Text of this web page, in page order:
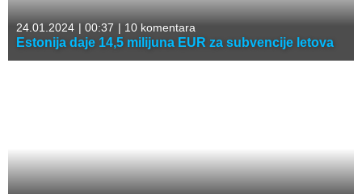
24.01.2024 | 00:37 | 10 komentara
Estonija daje 14,5 milijuna EUR za subvencije letova